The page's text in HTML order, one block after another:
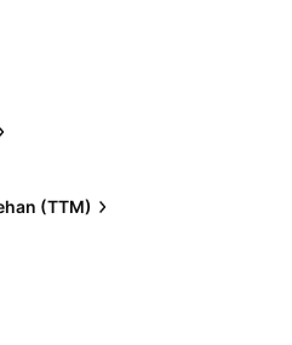
(TTM)